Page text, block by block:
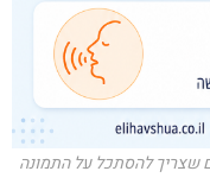
שצריך להסתכל על התמונה